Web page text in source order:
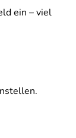
ein – viel